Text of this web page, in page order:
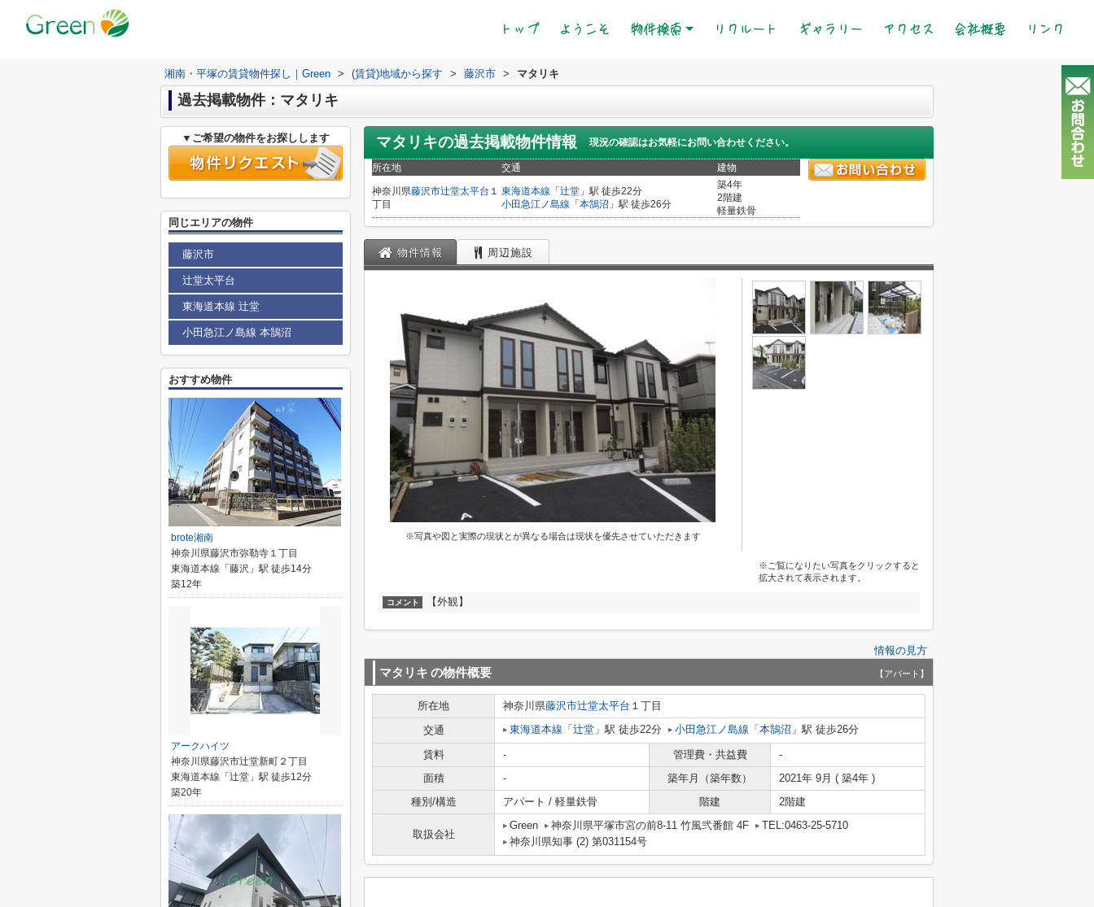
トップ(current)
ようこそ 物件検索 リクルート ギャラリー アクセス 会社概要 リンク
湘南・平塚の賃貸物件探し｜Green > (賃貸)地域から探す > 藤沢市 > マタリキ
過去掲載物件：マタリキ
マタリキの過去掲載物件情報 現況の確認はお気軽にお問い合わせください。
所在地 交通 建物
神奈川県藤沢市辻堂太平台 １
丁目
東海道本線 「 辻堂 」駅 徒歩22分
小田急江ノ島線 「 本鵠沼 」駅 徒歩26分
築4年
2階建
軽量鉄骨
物件情報 周辺施設
※写真や図と実際の現状とが異なる場合は現状を優先させていただきます
※ご覧になりたい写真をクリックすると
拡大されて表示されます。
コメント 【外観】
情報の見方
マタリキ の物件概要 【アパート】
所在地 神奈川県藤沢市辻堂太平台 １丁目
交通
東海道本線 「 辻堂 」駅 徒歩22分 小田急江ノ島線 「 本鵠沼 」駅 徒歩26分
賃料 - 管理費・共益費
-
面積
- 築年月（築年数）
2021年 9月 ( 築4年 )
種別/構造
アパート / 軽量鉄骨 階建 2階建
取扱会社
Green 神奈川県平塚市宮の前8-11 竹風弐番館 4F
TEL:0463-25-5710
神奈川県知事 (2) 第031154号
▼ご希望の物件をお探しします
同じエリアの物件
藤沢市
辻堂太平台
東海道本線 辻堂
小田急江ノ島線 本鵠沼
おすすめ物件
brote湘南
神奈川県藤沢市弥勒寺１丁目
東海道本線「藤沢」駅 徒歩14分
築12年
アークハイツ
神奈川県藤沢市辻堂新町２丁目
東海道本線「辻堂」駅 徒歩12分
築20年